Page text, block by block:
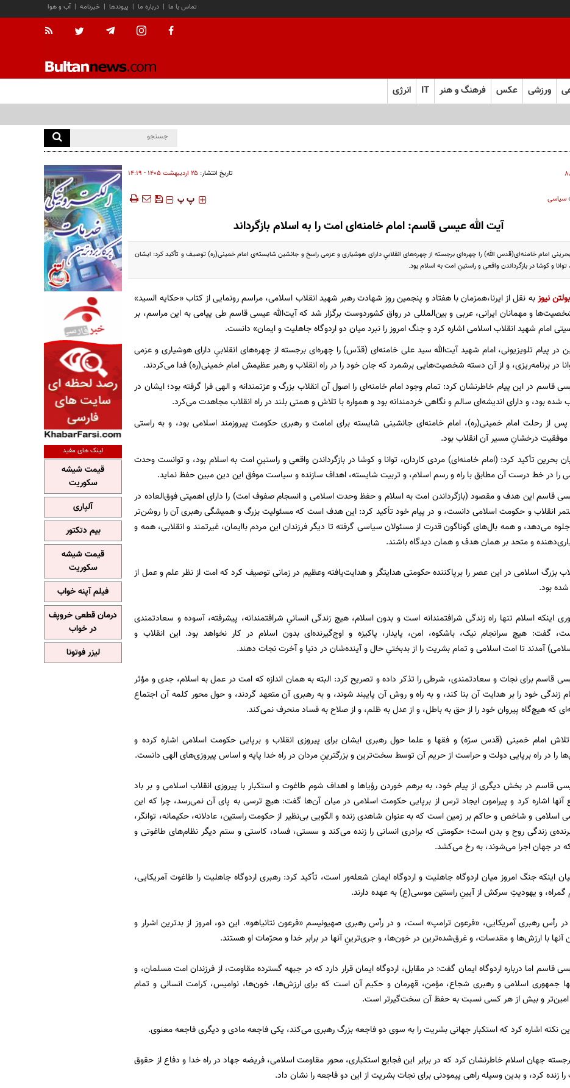
آب و هوا | خبرنامه | پیوندها | درباره ما | تماس با ما
ورزشی عکس فرهنگ و هنر IT انرژی
و به تعهدات خود عمل کنید
تاریخ انتشار: ۲۵ ارديبهشت ۱۴۰۵ - ۱۴:۱۹
سیاسی ‍‍‍ پ پ
آیت الله عیسی قاسم: امام خامنه‌ای امت را به اسلام بازگرداند
امام خامنه‌ای(قدس الله) را چهره‌ای برجسته از چهره‌های انقلابیِ دارای هوشیاری و عزمی راسخ و جانشین شایسته‌ی امام خمینی(ره) توصیف و تأکید کرد: ایشان
توانا و کوشا در بازگرداندن واقعی و راستینِ امت به اسلام بود.
بولتن نیوزبه نقل از ایرنا،همزمان با هفتاد و پنجمین روز شهادت رهبر شهید انقلاب اسلامی، مراسم رونمایی از کتاب «حکایه السید»
و مهمانان ایرانی، عربی و بین‌المللی در رواق کشوردوست برگزار شد که آیت‌الله عیسی قاسم طی پیامی به این مراسم، بر
امام شهید انقلاب اسلامی اشاره کرد و جنگ امروز را نبرد میان دو اردوگاه جاهلیت و ایمان» دانست.
در پیام تلویزیونی، امام شهید آیت‌الله سید علی خامنه‌ای (قدّس) را چهره‌ای برجسته از چهره‌های انقلابیِ دارای هوشیاری و عزمی
در برنامه‌ریزی، و از آن دسته شخصیت‌هایی برشمرد که جان خود را در راه انقلاب و رهبر عظیمش امام خمینی(ره) فدا می‌کردند.
قاسم در این پیام خاطرنشان کرد: تمام وجود امام خامنه‌ای را اصول آن انقلاب بزرگ و عزتمندانه و الهی فرا گرفته بود؛ ایشان در
شده بود، و دارای اندیشه‌ای سالم و نگاهی خردمندانه بود و همواره با تلاش و همتی بلند در راه انقلاب مجاهدت می‌کرد.
از رحلت امام خمینی(ره)، امام خامنه‌ای جانشینی شایسته برای امامت و رهبری حکومت پیروزمند اسلامی بود، و به راستی
موفقیت درخشانِ مسیر آن انقلاب بود.
بحرین تأکید کرد: (امام خامنه‌ای) مردی کاردان، توانا و کوشا در بازگرداندن واقعی و راستینِ امت به اسلام بود، و توانست وحدت
را در خط درست آن مطابق با راه و رسم اسلام، و تربیت شایسته، اهداف سازنده و سیاست موفق این دین مبین حفظ نماید.
قاسم این هدف و مقصود (بازگرداندن امت به اسلام و حفظ وحدت اسلامی و انسجام صفوف امت) را دارای اهمیتی فوق‌العاده در
انقلاب و حکومت اسلامی دانست، و در پیام خود تأکید کرد: این هدف است که مسئولیت بزرگ و همیشگی رهبری آن را روشن‌تر
‌می‌دهد، و همه بال‌های گوناگون قدرت از مسئولان سیاسی گرفته تا دیگر فرزندان این مردم باایمان، غیرتمند و انقلابی، همه و
و متحد بر همان هدف و همان دیدگاه باشند.
بزرگ اسلامی در این عصر را برپاکننده حکومتی هدایتگر و هدایت‌یافته وعظیم در زمانی توصیف کرد که امت از نظر علم و عمل از
بود.
اینکه اسلام تنها راه زندگی شرافتمندانه است و بدون اسلام، هیچ زندگی انسانیِ شرافتمندانه، پیشرفته، آسوده و سعادتمندی
گفت: هیچ سرانجام نیک، باشکوه، امن، پایدار، پاکیزه و اوج‌گیرنده‌ای بدون اسلام در کار نخواهد بود. این انقلاب و
آمدند تا امت اسلامی و تمام بشریت را از بدبختیِ حال و آینده‌شان در دنیا و آخرت نجات دهند.
قاسم برای نجات و سعادتمندی، شرطی را تذکر داده و تصریح کرد: البته به همان اندازه که امت در عمل به اسلام، جدی و مؤثر
زندگی خود را بر هدایت آن بنا کند، و به راه و روش آن پایبند شوند، و به رهبری آن متعهد گردند، و حول محور کلمه آن اجتماع
که هیچ‌گاه پیروان خود را از حق به باطل، و از عدل به ظلم، و از صلاح به فساد منحرف نمی‌کند.
امام خمینی (قدس سرّه) و فقها و علما حول رهبری‌ ایشان برای پیروزی انقلاب و برپایی حکومت اسلامی اشاره کرده و
را در راه برپایی دولت و حراست از حریم آن توسط سخت‌ترین و بزرگترینِ مردان در راه خدا پایه و اساس پیروزی‌های الهی دانست.
قاسم در بخش دیگری از پیام خود، به برهم خوردن رؤیاها و اهداف شوم طاغوت و استکبار با پیروزی انقلاب اسلامی و بر باد
آنها اشاره کرد و پیرامون ایجاد ترس از برپایی حکومت اسلامی در میان آن‌ها گفت: هیچ ترسی به پای آن نمی‌رسد، چرا که این
اسلامی و شاخص و حاکم بر زمین است که به عنوان شاهدی زنده و الگویی بی‌نظیر از حکومت راستین، عادلانه، حکیمانه، توانگر،
زندگی روح و بدن است؛ حکومتی که برادری انسانی را زنده می‌کند و سستی، فساد، کاستی و ستم دیگر نظام‌های طاغوتی و
در جهان اجرا می‌شوند، به رخ می‌کشد.
اینکه جنگ امروز میان اردوگاه جاهلیت و اردوگاه ایمان شعله‌ور است، تأکید کرد: رهبری اردوگاه جاهلیت را طاغوت آمریکایی،
و یهودیتِ سرکش از آیینِ راستین موسی(ع) به عهده دارند.
رأس رهبری آمریکایی، «فرعون ترامپ» است، و در رأس رهبری صهیونیسم «فرعون نتانیاهو». این دو، امروز از بدترین اشرار و
با ارزش‌ها و مقدسات، و غرق‌شده‌ترین در خون‌ها، و جری‌ترینِ آنها در برابر خدا و محرّمات او هستند.
قاسم اما درباره اردوگاه ایمان گفت: در مقابل، اردوگاه ایمان قرار دارد که در جبهه گسترده مقاومت، از فرزندان امت مسلمان، و
جمهوری اسلامی و رهبری شجاع، مؤمن، قهرمان و حکیم آن است که برای ارزش‌ها، خون‌ها، نوامیس‌، کرامت انسانی و تمام
و بیش از هر کسی نسبت به حفظ آن سخت‌گیرتر است.
نکته اشاره کرد که استکبار جهانی بشریت را به سوی دو فاجعه بزرگ رهبری می‌کند، یکی فاجعه مادی و دیگری فاجعه معنوی.
جهان اسلام خاطرنشان کرد که در برابر این فجایع استکباری، محور مقاومت اسلامی، فریضه جهاد در راه خدا و دفاع از حقوق
زنده کرد، و بدین وسیله راهی پیمودنی برای نجات بشریت از این دو فاجعه را نشان داد.
لینک های مفید
قیمت شیشه
سکوریت
آلپاری
بیم دتکتور
قیمت شیشه
سکوریت
فیلم آپنه خواب
درمان قطعی خروپف
در خواب
لیزر فوتونا